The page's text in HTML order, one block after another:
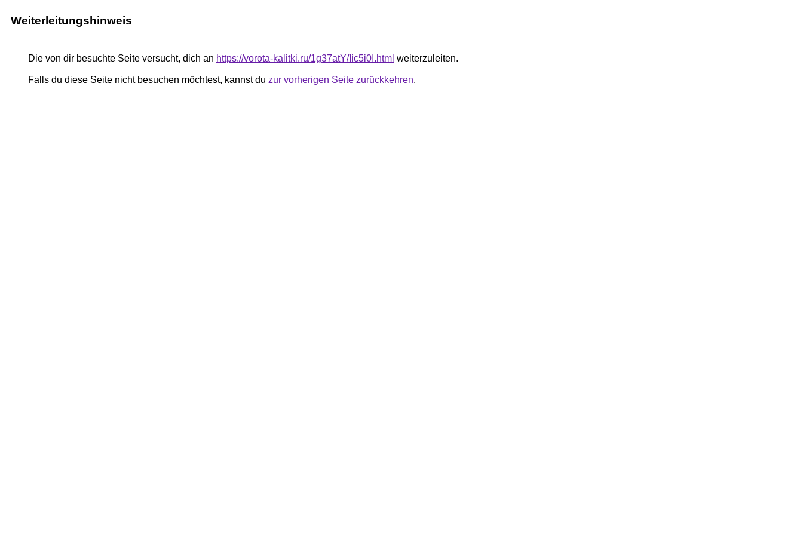
Weiterleitungshinweis
Die von dir besuchte Seite versucht, dich an https://vorota-kalitki.ru/1g37atY/Iic5i0I.html weiterzuleiten.
Falls du diese Seite nicht besuchen möchtest, kannst du zur vorherigen Seite zurückkehren.